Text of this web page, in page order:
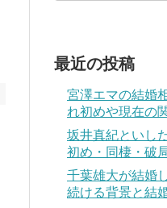
最近の投稿
宮澤エマの結婚
れ初めや現在の
坂井真紀といし
初め・同棲・破
千葉雄大が結婚
続ける背景と結